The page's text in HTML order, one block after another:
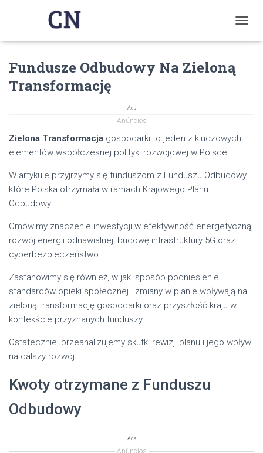
O
I
Fundusze Odbudowy Na Zieloną
Transformację
Ads
Anúncios
Zielona Transformacja gospodarki to jeden z kluczowych
elementów współczesnej polityki rozwojowej w Polsce.
W artykule przyjrzymy się funduszom z Funduszu Odbudowy,
które Polska otrzymała w ramach Krajowego Planu
Odbudowy.
Omówimy znaczenie inwestycji w efektywność energetyczną,
rozwój energii odnawialnej, budowę infrastruktury 5G oraz
cyberbezpieczeństwo.
Zastanowimy się również, w jaki sposób podniesienie
standardów opieki społecznej i zmiany w planie wpływają na
zieloną transformację gospodarki oraz przyszłość kraju w
kontekście przyznanych funduszy.
Ostatecznie, przeanalizujemy skutki rewizji planu i jego wpływ
na dalszy rozwój.
Kwoty otrzymane z Funduszu
Odbudowy
Ads
Anúncios